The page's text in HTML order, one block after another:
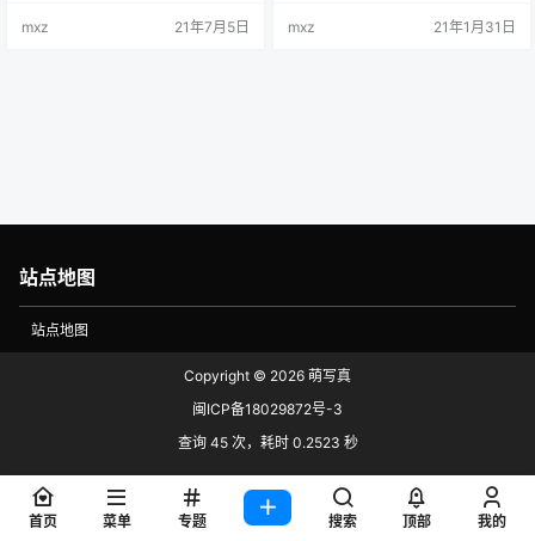
mxz 21年7月5日 mxz 21年1月31日
站点地图
站点地图
Copyright © 2026 萌写真
闽ICP备18029872号-3
查询 45 次，耗时 0.2523 秒
首页 菜单 专题 搜索 顶部 我的